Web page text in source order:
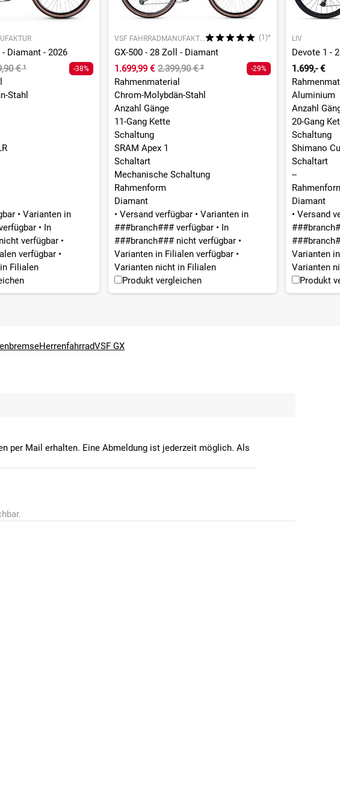
kommen kann. Einen Fehler gefunden?
kommen kann. Einen Fehler gefunden?
Diamant - 2026
€¹ -38%
Stahl
• Varianten in
• In
verfügbar •
verfügbar •
Filialen
VSF FAHRRADMANUFAKTUR (1)*
GX-500 - 28 Zoll - Diamant
1.699,99 € 2.399,90 €² -29%
Rahmenmaterial
Chrom-Molybdän-Stahl
Anzahl Gänge
11-Gang Kette
Schaltung
SRAM Apex 1
Schaltart
Mechanische Schaltung
Rahmenform
Diamant
• Versand verfügbar • Varianten in
###branch### verfügbar • In
###branch### nicht verfügbar •
Varianten in Filialen verfügbar •
Varianten nicht in Filialen
Produkt vergleichen
LIV
Devote 1 -
1.699,- €
Aluminium
Anzahl
20-Gang
Schaltung
Shimano
Schaltart
--
Diamant
• Versand
Varianten
Varianten
Produkt
HerrenfahrradVSF GX
per Mail erhalten. Eine Abmeldung ist jederzeit möglich. Als